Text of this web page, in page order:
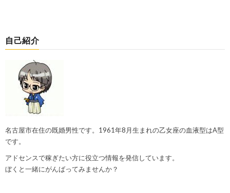
自己紹介
名古屋市在住の既婚男性です。1961年8月生まれの乙女座の血液型はA型
です。
アドセンスで稼ぎたい方に役立つ情報を発信しています。
ぼくと一緒にがんばってみませんか？